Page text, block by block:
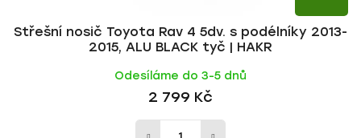
Střešní nosič Toyota Rav 4 5dv. s podélníky 2013-
2015, ALU BLACK tyč | HAKR
Odesíláme do 3-5 dnů
2 799 Kč